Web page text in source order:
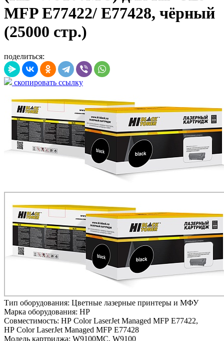
MFP E77422/ E77428, чёрный
(25000 стр.)
поделиться:
скопировать ссылку
Тип оборудования: Цветные лазерные принтеры и МФУ
Марка оборудования: HP
Совместимость: HP Color LaserJet Managed MFP E77422,
HP Color LaserJet Managed MFP E77428
Модель картриджа: W9100MC, W9100